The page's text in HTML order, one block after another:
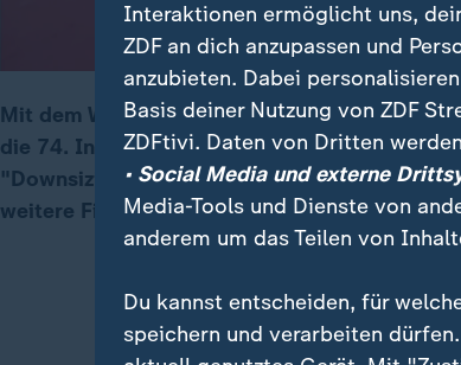
00:06 01:29
Mit dem Werk "Downsizing" des zweifachen
die 74. Internationalen Filmfestspiele in
"Downsizing" mit Matt Damon und Kristen
weitere Filme im Wettbewerb.
Interaktionen ermöglicht uns,
ZDF an dich anzupassen und
anzubieten. Dabei
Basis deiner Nutzung von ZDF
ZDFtivi. Daten von Dritten
• Social Media und externe
Media-Tools und Dienste von
anderem um das Teilen von
Du kannst entscheiden, für
speichern und verarbeiten